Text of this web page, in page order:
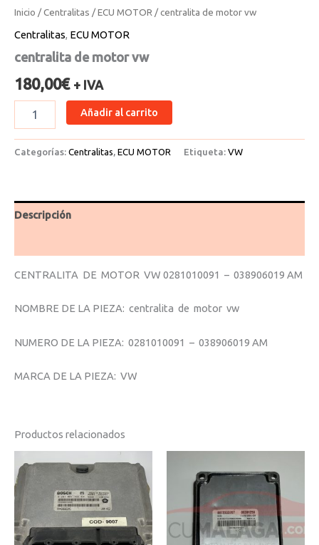
Inicio /Centralitas /ECU MOTOR/ centralita de motor vw
Centralitas, ECU MOTOR
centralita de motor vw
180,00€ + IVA
Añadir al carrito
Categorías: Centralitas, ECU MOTOR Etiqueta: VW
Descripción
CENTRALITA DE MOTOR VW 0281010091 – 038906019 AM
NOMBRE DE LA PIEZA: centralita de motor vw
NUMERO DE LA PIEZA: 0281010091 – 038906019 AM
MARCA DE LA PIEZA: VW
Productos relacionados